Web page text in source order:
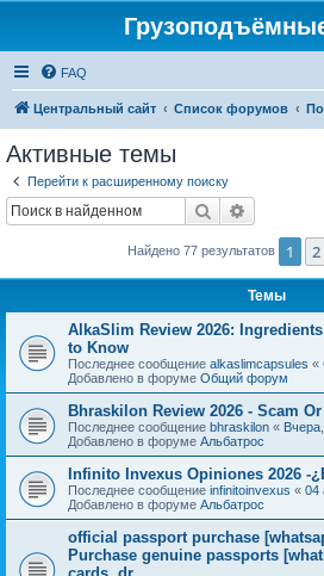
FAQ
Центральный сайт Список форумов
Активные темы
Перейти к расширенному поиску
Поиск
Найдено 77 результатов 1 2
Темы
AlkaSlim Review 2026:
to Know
Последнее сообщение alkaslimcapsules «
Добавлено в форуме Общий форум
Bhraskilon Review 2026 - Scam
Последнее сообщение bhraskilon «
Добавлено в форуме Альбатрос
Infinito Invexus Opiniones 2026 -
Последнее сообщение infinitoinvexus « 04
Добавлено в форуме Альбатрос
official passport purchase
Purchase genuine passports
cards, dr